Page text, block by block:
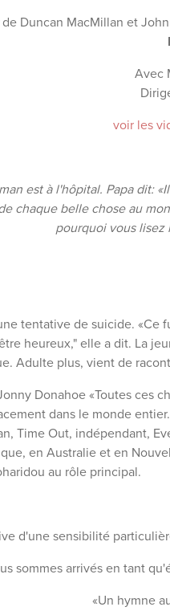
Duncan MacMillan et
Avec
voir les
est à l'hôpital. Papa
chaque belle chose au
pourquoi vous lisez
tentative de suicide.
heureux," elle a dit. La
Adulte plus, vient de
Donahoe «Toutes ces
dans le monde
Time Out, indépendant,
en Australie et en
au rôle principal.
d'une sensibilité
sommes arrivés en tant
«Un hymne